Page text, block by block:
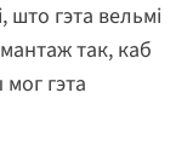
што гэта вельмі
так, каб
гэта